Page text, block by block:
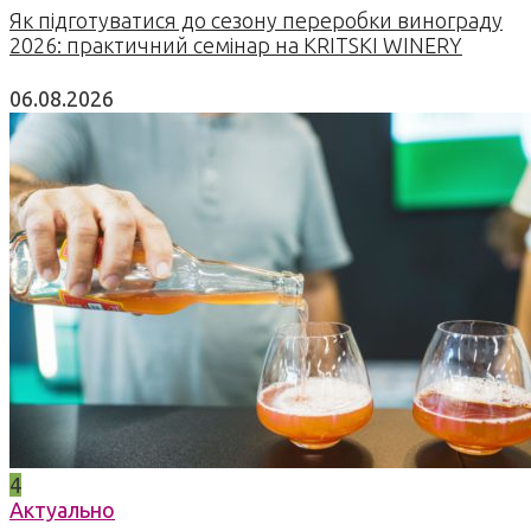
Як підготуватися до сезону переробки винограду
2026: практичний семінар на KRITSKI WINERY
06.08.2026
4
Актуально